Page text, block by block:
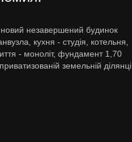
незавершений будинок
кухня - студія, котельня,
- моноліт, фундамент 1,70
земельній ділянці